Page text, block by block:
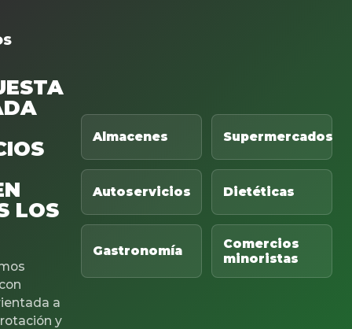
LOS
a
y
Almacenes Supermercados
Autoservicios Dietéticas
Gastronomía
Comercios
minoristas